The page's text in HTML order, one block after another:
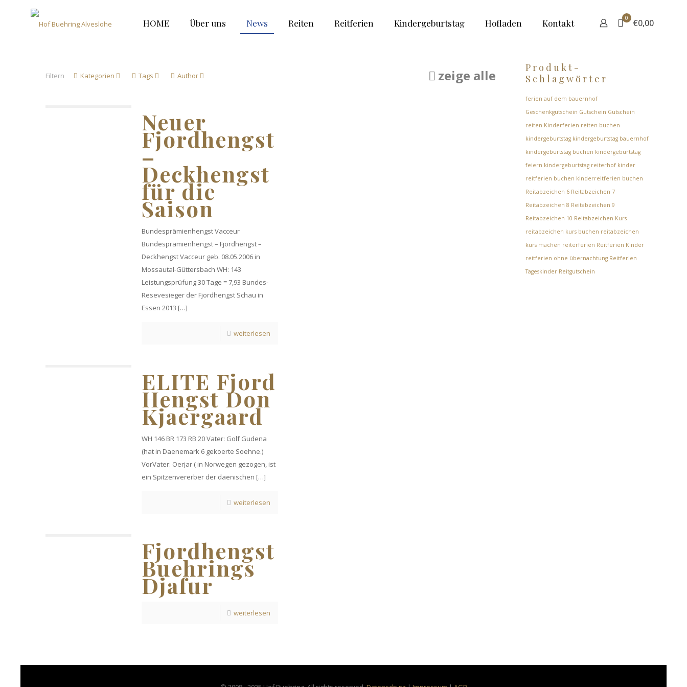
HOME Über uns News Reiten Reitferien Kindergeburtstag Hofladen Kontakt 0 €0,00
Filtern Kategorien Tags Author zeige alle
Neuer
Fjordhengst
–
Deckhengst
für die
Saison
Bundesprämienhengst Vacceur
Bundesprämienhengst – Fjordhengst –
Deckhengst Vacceur geb. 08.05.2006 in
Mossautal-Güttersbach WH: 143
Leistungsprüfung 30 Tage = 7,93 Bundes-
Resevesieger der Fjordhengst Schau in
Essen 2013 […]
weiterlesen
ELITE Fjord
Hengst Don
Kjaergaard
WH 146 BR 173 RB 20 Vater: Golf Gudena
(hat in Daenemark 6 gekoerte Soehne.)
VorVater: Oerjar ( in Norwegen gezogen, ist
ein Spitzenvererber der daenischen […]
weiterlesen
Fjordhengst
Buehrings
Djafur
weiterlesen
Produkt-
Schlagwörter
ferien auf dem bauernhof
Geschenkgutschein Gutschein Gutschein
reiten Kinderferien reiten buchen
kindergeburtstag kindergeburtstag bauernhof
kindergeburtstag buchen kindergeburtstag
feiern kindergeburtstag reiterhof kinder
reitferien buchen kinderreitferien buchen
Reitabzeichen 6 Reitabzeichen 7
Reitabzeichen 8 Reitabzeichen 9
Reitabzeichen 10 Reitabzeichen Kurs
reitabzeichen kurs buchen reitabzeichen
kurs machen reiterferien Reitferien Kinder
reitferien ohne übernachtung Reitferien
Tageskinder Reitgutschein